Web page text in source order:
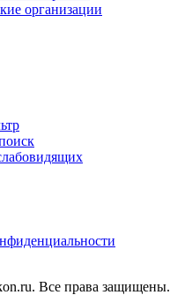
организации
Все права защищены.